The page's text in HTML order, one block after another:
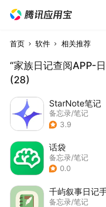
首页 软件 相关推荐
“家族日记查阅APP-
(28)
StarNote笔记
备忘录/笔记
3.9
话袋
备忘录/笔记
0.0
备忘录/笔记